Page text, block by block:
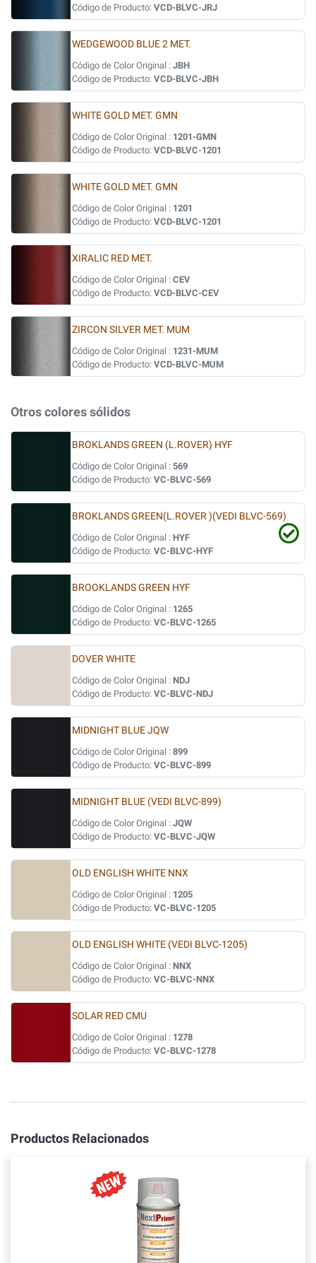
Código de Producto: VCD-BLVC-JRJ
WEDGEWOOD BLUE 2 MET.
Código de Color Original : JBH
Código de Producto: VCD-BLVC-JBH
WHITE GOLD MET. GMN
Código de Color Original : 1201-GMN
Código de Producto: VCD-BLVC-1201
WHITE GOLD MET. GMN
Código de Color Original : 1201
Código de Producto: VCD-BLVC-1201
XIRALIC RED MET.
Código de Color Original : CEV
Código de Producto: VCD-BLVC-CEV
ZIRCON SILVER MET. MUM
Código de Color Original : 1231-MUM
Código de Producto: VCD-BLVC-MUM
Otros colores sólidos
BROKLANDS GREEN (L.ROVER) HYF
Código de Color Original : 569
Código de Producto: VC-BLVC-569
BROKLANDS GREEN(L.ROVER )(VEDI BLVC-569)
Código de Color Original : HYF
Código de Producto: VC-BLVC-HYF
BROOKLANDS GREEN HYF
Código de Color Original : 1265
Código de Producto: VC-BLVC-1265
DOVER WHITE
Código de Color Original : NDJ
Código de Producto: VC-BLVC-NDJ
MIDNIGHT BLUE JQW
Código de Color Original : 899
Código de Producto: VC-BLVC-899
MIDNIGHT BLUE (VEDI BLVC-899)
Código de Color Original : JQW
Código de Producto: VC-BLVC-JQW
OLD ENGLISH WHITE NNX
Código de Color Original : 1205
Código de Producto: VC-BLVC-1205
OLD ENGLISH WHITE (VEDI BLVC-1205)
Código de Color Original : NNX
Código de Producto: VC-BLVC-NNX
SOLAR RED CMU
Código de Color Original : 1278
Código de Producto: VC-BLVC-1278
Productos Relacionados